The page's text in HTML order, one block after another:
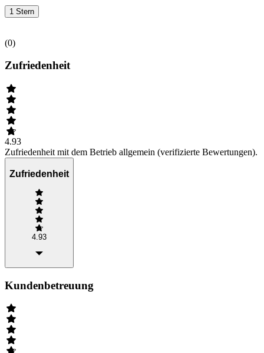
1 Stern
(0)
Zufriedenheit
4.93
Zufriedenheit mit dem Betrieb allgemein (verifizierte Bewertungen).
Zufriedenheit
4.93
Kundenbetreuung